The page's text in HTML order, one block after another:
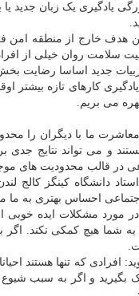
یادگیری یک زبان جدید
هدف خارج از منطقه
سلامت روان خیلی از
جدید اساسا رضایت
کارهای تازه
می بریم.
شیوع بیماری کووید-۱۹ معاشرت ما
هستند و می تواند نتایج
در قالب محدودیت های
استاد دانشگاه کینگز
احساس بهتری به ما
مورد مشکلات ایده خوبی
شما هیچ کمکی نکند.
افرادی که تنها هستند